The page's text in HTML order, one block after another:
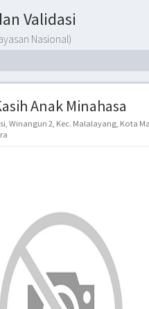
Validasi
Nasional)
Anak Minahasa
Winangun 2, Kec. Malalayang, Kota